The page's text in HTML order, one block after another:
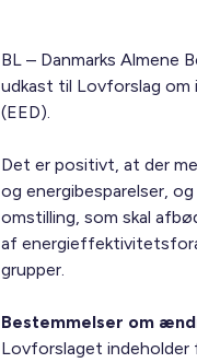
BL – Danmarks Almene
udkast til Lovforslag
(EED).
Det er positivt, at der
og energibesparelser,
omstilling, som skal
af
grupper.
Bestemmelser om
Lovforslaget indeholder